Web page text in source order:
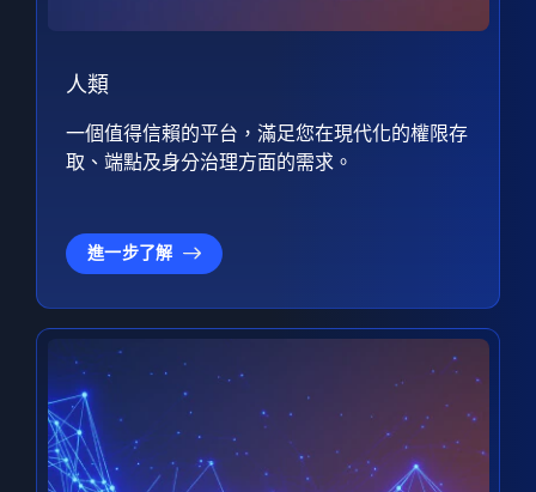
人類
一個值得信賴的平台，滿足您在現代化的權限存
取、端點及身分治理方面的需求。
進一步了解